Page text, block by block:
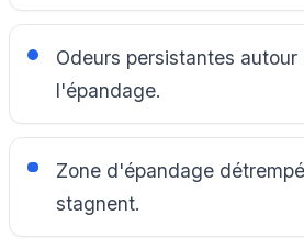
Odeurs persistantes
l'épandage.
Zone d'épandage
stagnent.